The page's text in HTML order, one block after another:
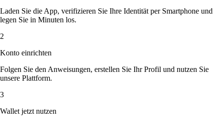
Laden Sie die App, verifizieren Sie Ihre Identität per Smartphone und
legen Sie in Minuten los.
2
Konto einrichten
Folgen Sie den Anweisungen, erstellen Sie Ihr Profil und nutzen Sie
unsere Plattform.
3
Wallet jetzt nutzen